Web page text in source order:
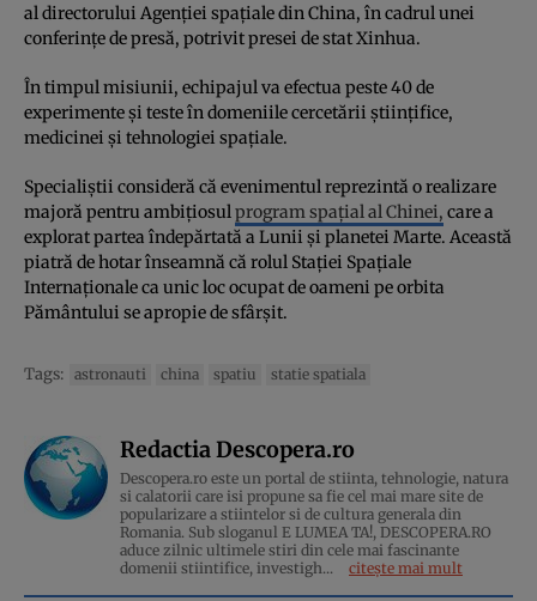
al directorului Agenției spațiale din China, în cadrul unei
conferințe de presă, potrivit presei de stat Xinhua.
În timpul misiunii, echipajul va efectua peste 40 de
experimente și teste în domeniile cercetării științifice,
medicinei și tehnologiei spațiale.
Specialiștii consideră că evenimentul reprezintă o realizare
majoră pentru ambițiosulprogram spațial al Chinei, care a
explorat partea îndepărtată a Lunii și planetei Marte. Această
piatră de hotar înseamnă că rolul Stației Spațiale
Internaționale ca unic loc ocupat de oameni pe orbita
Pământului se apropie de sfârșit.
Tags: astronauti china spatiu statie spatiala
Redactia Descopera.ro
Descopera.ro este un portal de stiinta, tehnologie, natura
si calatorii care isi propune sa fie cel mai mare site de
popularizare a stiintelor si de cultura generala din
Romania. Sub sloganul E LUMEA TA!, DESCOPERA.RO
aduce zilnic ultimele stiri din cele mai fascinante
domenii stiintifice, investigh...
citește mai mult